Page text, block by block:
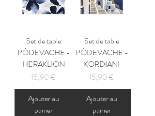
Set de table
PÔDEVACHE -
HERAKLION
Prix
15,90 €
Ajouter au
panier
Set de table
PÔDEVACHE -
KORDIANI
Prix
15,90 €
Ajouter au
panier